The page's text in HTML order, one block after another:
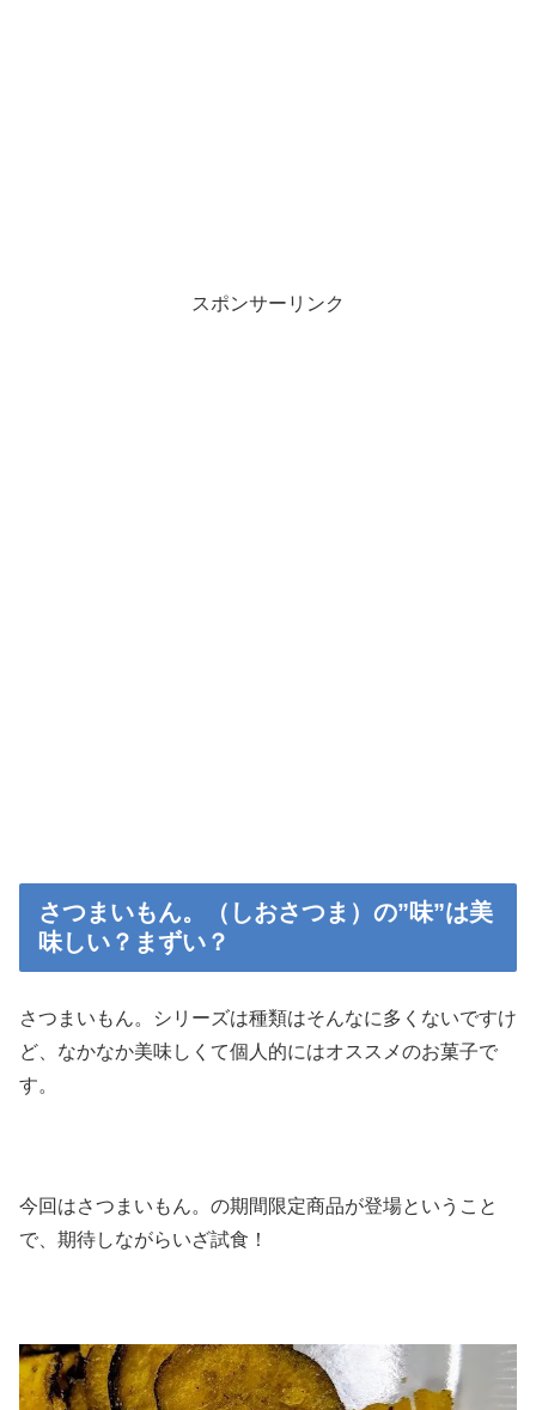
スポンサーリンク
さつまいもん。（しおさつま）の”味”は美
味しい？まずい？
さつまいもん。シリーズは種類はそんなに多くないですけ
ど、なかなか美味しくて個人的にはオススメのお菓子で
す。
今回はさつまいもん。の期間限定商品が登場ということ
で、期待しながらいざ試食！